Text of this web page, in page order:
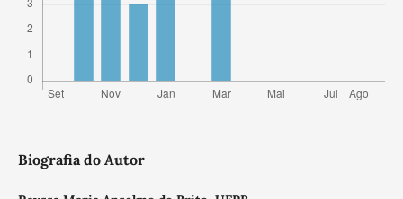
Biografia do Autor